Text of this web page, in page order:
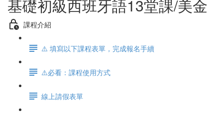
基礎初級西班牙語13堂課/美金
課程介紹
⚠️ 填寫以下課程表單，完成報名手續
⚠️必看：課程使用方式
線上請假表單